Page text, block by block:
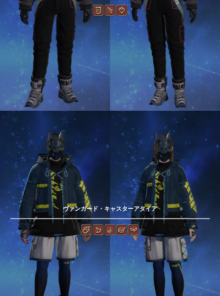
ヴァンガード・キャスターアタイア